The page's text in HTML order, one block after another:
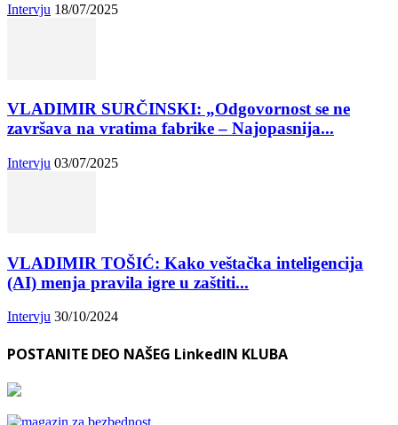
Intervju 18/07/2025
VLADIMIR SURČINSKI: „Odgovornost se ne
završava na vratima fabrike – Najopasnija...
Intervju 03/07/2025
VLADIMIR TOŠIĆ: Kako veštačka inteligencija
(AI) menja pravila igre u zaštiti...
Intervju 30/10/2024
POSTANITE DEO NAŠEG LinkedIN KLUBA